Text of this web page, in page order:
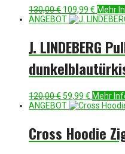
130,00€ Ursprünglicher
Preis
109,99 €
Preis
Mehr
ANGEBOT
J. LINDEBERG
120,00€ Ursprünglicher
Preis
59,99 € Aktueller
Preis
Mehr
ANGEBOT
Cross Hoodie